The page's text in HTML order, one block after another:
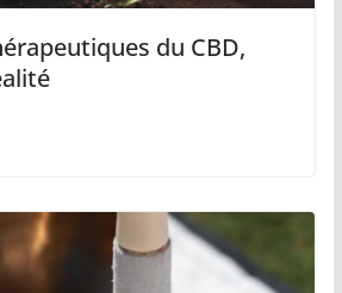
du CBD,